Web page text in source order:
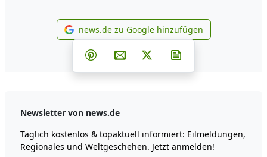
news.de zu Google
news.de zu Google hinzufügen
Teilen auf Facebook
Teilen auf Whatsapp
Teilen auf Telegram
Teilen auf Pinterest
Per E-Mail teilen
Post auf X
Newsletter von news.de
Täglich kostenlos & topaktuell informiert: Eilmeldungen,
Regionales und Weltgeschehen. Jetzt anmelden!